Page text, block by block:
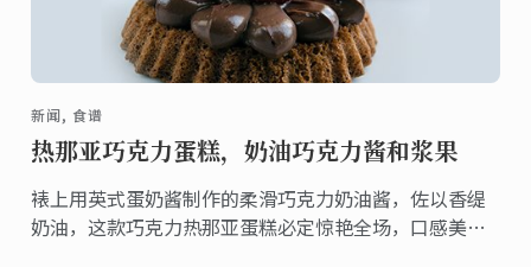
新闻, 食谱
热那亚巧克力蛋糕，奶油巧克力酱和浆果
裱上用英式蛋奶酱制作的柔滑巧克力奶油酱，佐以香缇
奶油，这款巧克力热那亚蛋糕必定惊艳全场，口感美